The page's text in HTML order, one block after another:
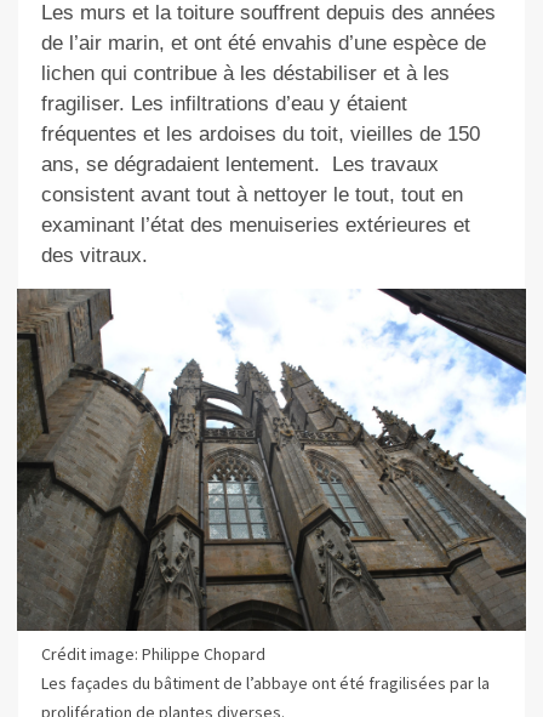
Les murs et la toiture souffrent depuis des années
de l’air marin, et ont été envahis d’une espèce de
lichen qui contribue à les déstabiliser et à les
fragiliser. Les infiltrations d’eau y étaient
fréquentes et les ardoises du toit, vieilles de 150
ans, se dégradaient lentement.
Les travaux
consistent avant tout à nettoyer le tout, tout en
examinant l’état des menuiseries extérieures et
des vitraux.
Crédit image: Philippe Chopard
Les façades du bâtiment de l’abbaye ont été fragilisées par la
prolifération de plantes diverses.